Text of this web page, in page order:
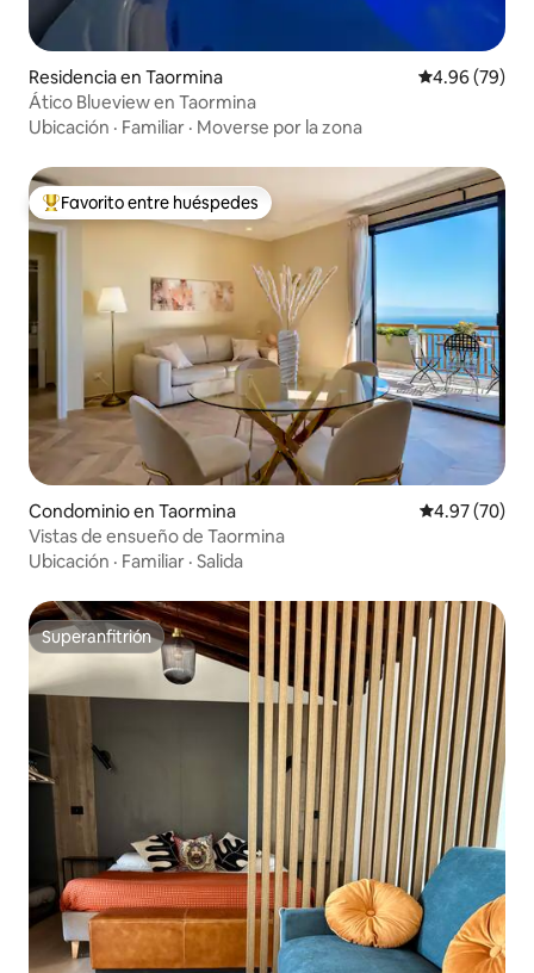
Residencia en Taormina Calificación
4.96 (79)
Ático Blueview en Taormina
Ubicación · Familiar · Moverse por la zona
De los mejores en Favorito entre huéspedes
Favorito entre huéspedes
Condominio en Taormina Calificación
4.97 (70)
Vistas de ensueño de Taormina
Ubicación · Familiar · Salida
Superanfitrión
Superanfitrión